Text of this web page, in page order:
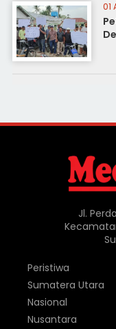
01
Jl.
Peristiwa
Sumatera Utara
Nasional
Nusantara